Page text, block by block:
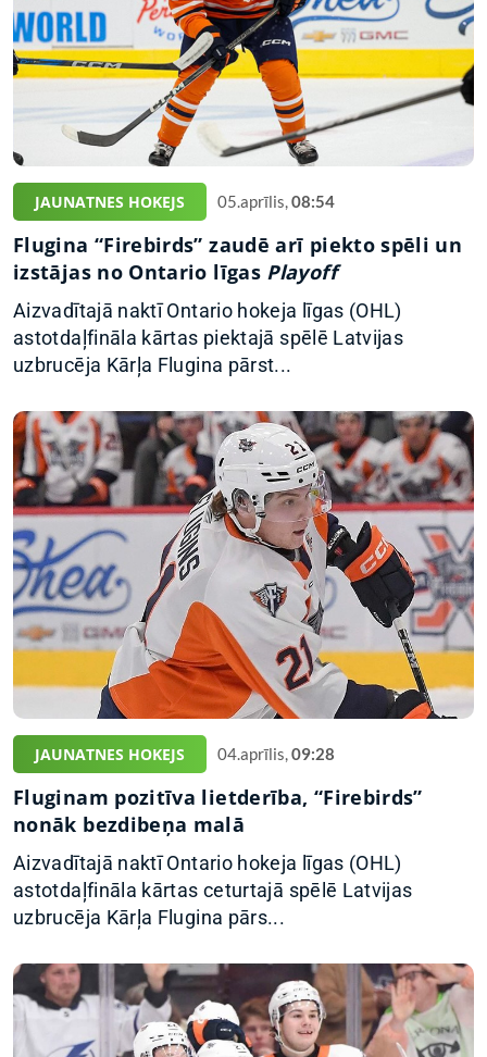
JAUNATNES HOKEJS 05.aprīlis,08:54
Flugina “Firebirds” zaudē arī piekto spēli un
izstājas no Ontario līgas Playoff
Aizvadītajā naktī Ontario hokeja līgas (OHL)
astotdaļfināla kārtas piektajā spēlē Latvijas
uzbrucēja Kārļa Flugina pārst...
JAUNATNES HOKEJS 04.aprīlis,09:28
Fluginam pozitīva lietderība, “Firebirds”
nonāk bezdibeņa malā
Aizvadītajā naktī Ontario hokeja līgas (OHL)
astotdaļfināla kārtas ceturtajā spēlē Latvijas
uzbrucēja Kārļa Flugina pārs...